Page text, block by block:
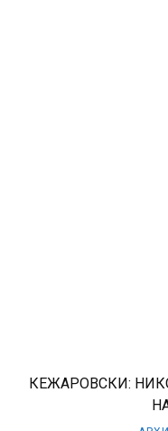
КЕЖАРОВСКИ: